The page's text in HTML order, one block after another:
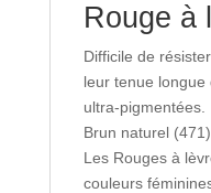
Rouge à
Difficile de
leur tenue
ultra-pigmentées.
Brun naturel (471)
Les Rouges à
couleurs